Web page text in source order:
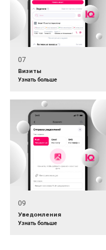
07
Визиты
Узнать больше
09
Уведомления
Узнать больше